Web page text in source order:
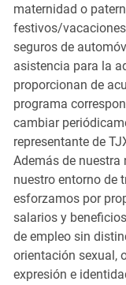
maternidad o
festivos/
seguros de
asistencia para la
proporcionan de
programa
cambiar
representante de
Además de
nuestro entorno de
esforzamos por
salarios y
de empleo sin
orientación sexual,
expresión e